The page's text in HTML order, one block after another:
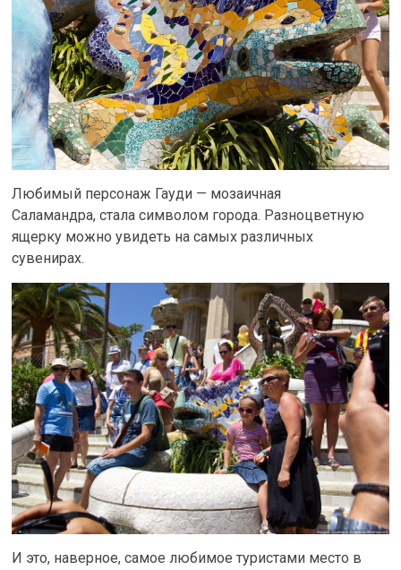
Любимый персонаж Гауди — мозаичная
Саламандра, стала символом города. Разноцветную
ящерку можно увидеть на самых различных
сувенирах.
И это, наверное, самое любимое туристами место в